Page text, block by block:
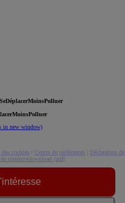
in new window)
des cookies Centre de préférences
Déclaration de
conduitedownload (pdf(